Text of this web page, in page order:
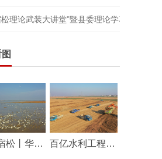
松理论武装大讲堂”暨县委理论学习中心组
大美宿松丨华阳河湖群湿地成鸟类乐园 百亿水利工程——华阳河蓄滞洪区工程建设持续推进